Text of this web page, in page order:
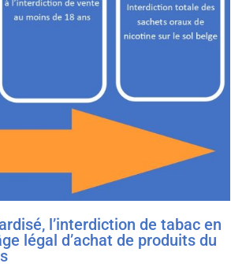
l’interdiction de tabac en
légal d’achat de produits du